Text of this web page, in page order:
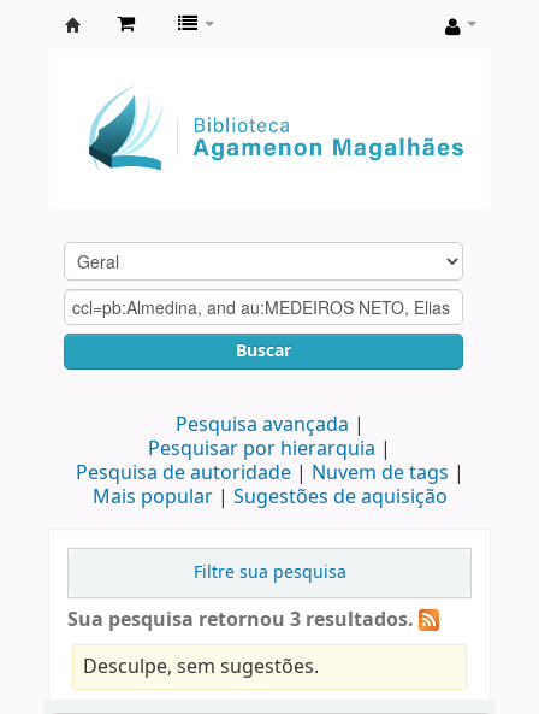
Agamenon
Magalhães
Buscar
Pesquisa avançada
Pesquisar por hierarquia
Pesquisa de autoridade
Nuvem de tags
Mais popular
Sugestões de aquisição
Filtre sua pesquisa
Sua pesquisa retornou 3 resultados.
Desculpe, sem sugestões.